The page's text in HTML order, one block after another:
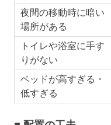
夜間の移動時に暗い
場所がある
トイレや浴室に手す
りがない
ベッドが高すぎる・
低すぎる